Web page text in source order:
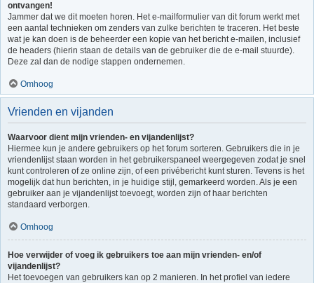
ontvangen!
Jammer dat we dit moeten horen. Het e-mailformulier van dit forum werkt met
een aantal technieken om zenders van zulke berichten te traceren. Het beste
wat je kan doen is de beheerder een kopie van het bericht e-mailen, inclusief
de headers (hierin staan de details van de gebruiker die de e-mail stuurde).
Deze zal dan de nodige stappen ondernemen.
Omhoog
Vrienden en vijanden
Waarvoor dient mijn vrienden- en vijandenlijst?
Hiermee kun je andere gebruikers op het forum sorteren. Gebruikers die in je
vriendenlijst staan worden in het gebruikerspaneel weergegeven zodat je snel
kunt controleren of ze online zijn, of een privébericht kunt sturen. Tevens is het
mogelijk dat hun berichten, in je huidige stijl, gemarkeerd worden. Als je een
gebruiker aan je vijandenlijst toevoegt, worden zijn of haar berichten
standaard verborgen.
Omhoog
Hoe verwijder of voeg ik gebruikers toe aan mijn vrienden- en/of
vijandenlijst?
Het toevoegen van gebruikers kan op 2 manieren. In het profiel van iedere